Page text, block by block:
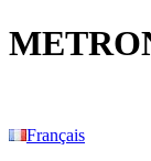
Français